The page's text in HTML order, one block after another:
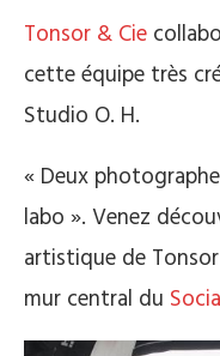
Tonsor & Cie
cette équipe très
Studio O. H.
« Deux
labo ». Venez
artistique de
mur central du